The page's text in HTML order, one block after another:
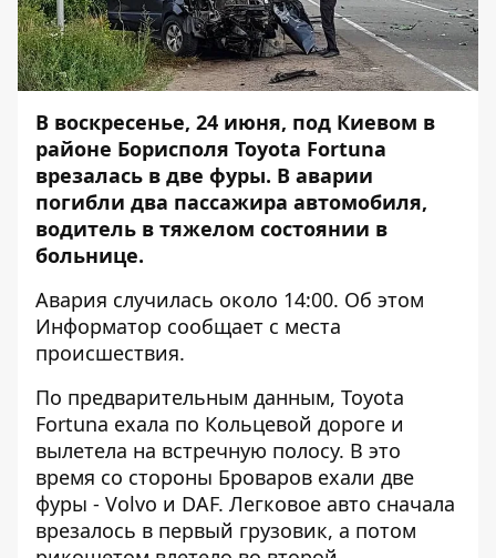
В воскресенье, 24 июня, под Киевом в
районе Борисполя Toyota Fortuna
врезалась в две фуры. В аварии
погибли два пассажира автомобиля,
водитель в тяжелом состоянии в
больнице.
Авария случилась около 14:00. Об этом
Информатор сообщает с места
происшествия.
По предварительным данным, Toyota
Fortuna ехала по Кольцевой дороге и
вылетела на встречную полосу. В это
время со стороны Броваров ехали две
фуры - Volvo и DAF. Легковое авто сначала
врезалось в первый грузовик, а потом